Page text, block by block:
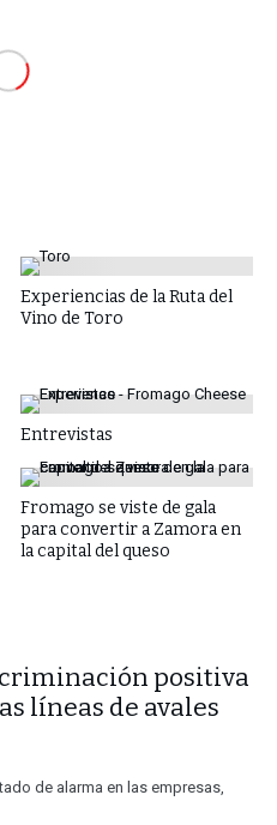
Experiencias de la Ruta del
Vino de Toro
Entrevistas
Fromago se viste de gala
para convertir a Zamora en
la capital del queso
positiva
líneas de avales
de alarma en las empresas,